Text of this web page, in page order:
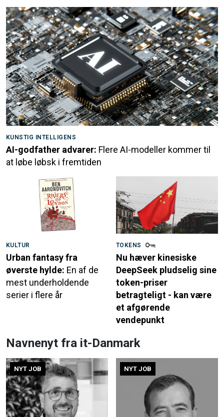
KUNSTIG INTELLIGENS
AI-godfather advarer: Flere AI-modeller kommer til
at løbe løbsk i fremtiden
KULTUR
Urban fantasy fra
øverste hylde: En af de
mest underholdende
serier i flere år
TOKENS
Nu hæver kinesiske
DeepSeek pludselig sine
token-priser
betragteligt - kan være
et afgørende
vendepunkt
Navnenyt fra it-Danmark
NYT JOB NYT JOB